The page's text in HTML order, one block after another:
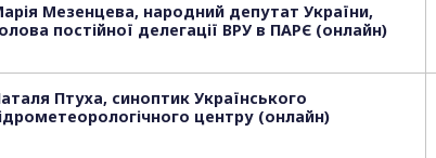
Мезенцева, народний депутат України,
постійної делегації ВРУ в ПАРЄ (онлайн)
Птуха, синоптик Українського
центру (онлайн)